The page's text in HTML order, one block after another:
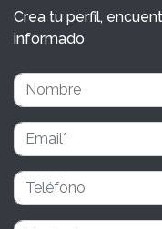
Crea tu perfil,
informado